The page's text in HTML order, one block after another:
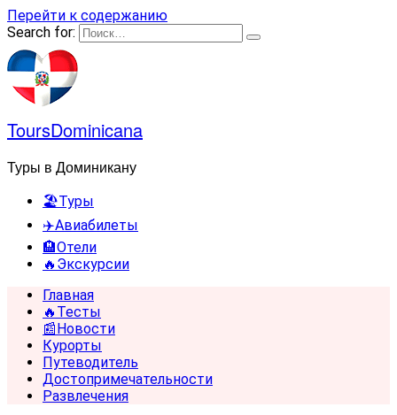
Перейти к содержанию
Search for:
ToursDominicana
Туры в Доминикану
🏖️Туры
✈️Авиабилеты
🏨Отели
🔥Экскурсии
Главная
🔥Тесты
📰Новости
Курорты
Путеводитель
Достопримечательности
Развлечения